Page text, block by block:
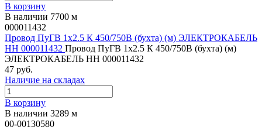
В корзину
В наличии 7700 м
000011432
Провод ПуГВ 1х2.5 К 450/750В (бухта) (м) ЭЛЕКТРОКАБЕЛЬ
НН 000011432 Провод ПуГВ 1х2.5 К 450/750В (бухта) (м)
ЭЛЕКТРОКАБЕЛЬ НН 000011432
47 руб.
Наличие на складах
В корзину
В наличии 3289 м
00-00130580